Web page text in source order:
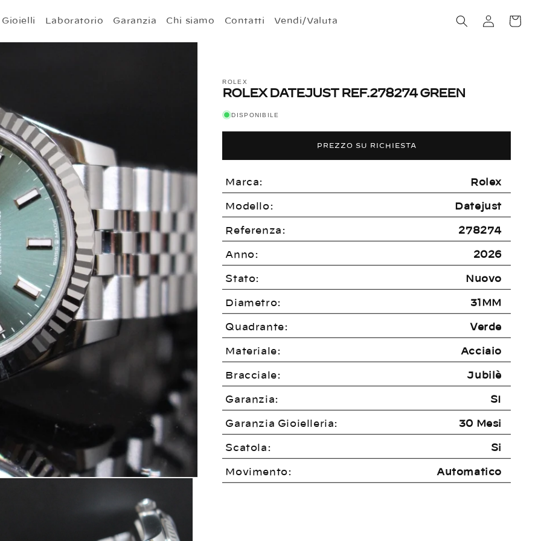
Gioielli Laboratorio Garanzia Chi siamo Contatti Vendi/Valuta Accedi Carrello
ROLEX
ROLEX DATEJUST REF.278274 GREEN
DISPONIBILE
PREZZO SU RICHIESTA
Marca: Rolex
Modello: Datejust
Referenza: 278274
Anno: 2026
Stato: Nuovo
Diametro: 31MM
Quadrante: Verde
Materiale: Acciaio
Bracciale: Jubilè
Garanzia: SI
Garanzia Gioielleria: 30 Mesi
Scatola: Si
Movimento: Automatico